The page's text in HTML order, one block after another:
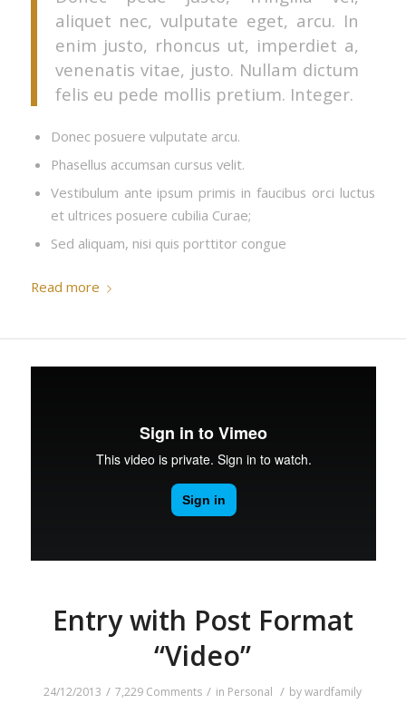
aliquet nec, vulputate eget, arcu. In
enim justo, rhoncus ut, imperdiet a,
venenatis vitae, justo. Nullam dictum
felis eu pede mollis pretium. Integer.
Donec posuere vulputate arcu.
Phasellus accumsan cursus velit.
Vestibulum ante ipsum primis in faucibus orci luctus
et ultrices posuere cubilia Curae;
Sed aliquam, nisi quis porttitor congue
Read more
Entry with Post Format
“Video”
24/12/2013 / 7,229 Comments / in Personal / bywardfamily